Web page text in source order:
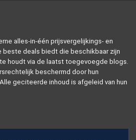
alles-in-één prijsvergelijkings- en
deals biedt die beschikbaar zijn
houdt via de laatst toegevoegde blogs.
beschermd door hun
geciteerde inhoud is afgeleid van hun